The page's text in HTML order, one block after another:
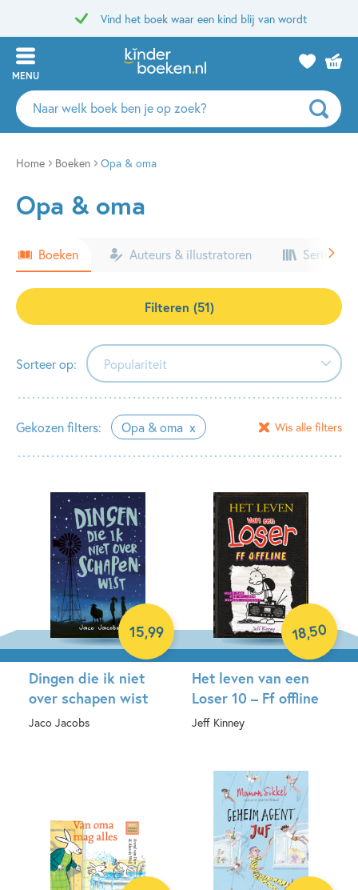
Vind het boek waar een kind blij van wordt
MENU
Zoeken
naar
auteurs
uitgevers
Home Boeken Opa & oma
Opa & oma
Boeken Auteurs & illustratoren Series &
Filteren (51)
Sorteer op: Populariteit
Populariteit
Verschijningsdatum
Alfabetisch (A-Z)
Alfabetisch (Z-A)
Prijs (oplopend)
Prijs (aflopend)
Gekozen filters: Opa & oma Wis alle filters
Dingen die ik niet
over schapen wist
Jaco Jacobs
15,99
Het leven van een
Loser 10 – Ff offline
Jeff Kinney
18,50